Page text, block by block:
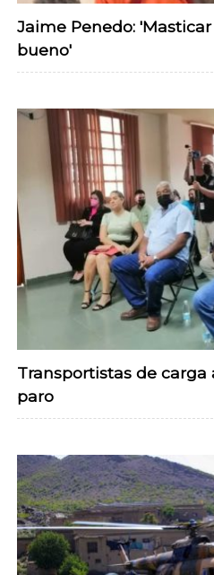
Jaime Penedo:
bueno'
Transportistas de carga
paro